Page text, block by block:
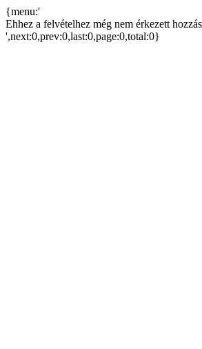
{menu:'
Ehhez a felvételhez még nem érkezett
',next:0,prev:0,last:0,page:0,total:0}